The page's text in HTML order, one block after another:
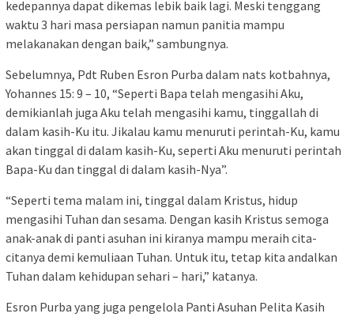
kedepannya dapat dikemas lebik baik lagi. Meski tenggang
waktu 3 hari masa persiapan namun panitia mampu
melakanakan dengan baik,” sambungnya.
Sebelumnya, Pdt Ruben Esron Purba dalam nats kotbahnya,
Yohannes 15: 9 – 10, “Seperti Bapa telah mengasihi Aku,
demikianlah juga Aku telah mengasihi kamu, tinggallah di
dalam kasih-Ku itu. Jikalau kamu menuruti perintah-Ku, kamu
akan tinggal di dalam kasih-Ku, seperti Aku menuruti perintah
Bapa-Ku dan tinggal di dalam kasih-Nya”.
“Seperti tema malam ini, tinggal dalam Kristus, hidup
mengasihi Tuhan dan sesama. Dengan kasih Kristus semoga
anak-anak di panti asuhan ini kiranya mampu meraih cita-
citanya demi kemuliaan Tuhan. Untuk itu, tetap kita andalkan
Tuhan dalam kehidupan sehari – hari,” katanya.
Esron Purba yang juga pengelola Panti Asuhan Pelita Kasih